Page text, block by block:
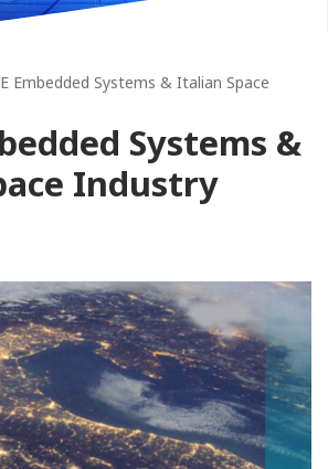
Embedded Systems & Italian Space
Systems &
Industry